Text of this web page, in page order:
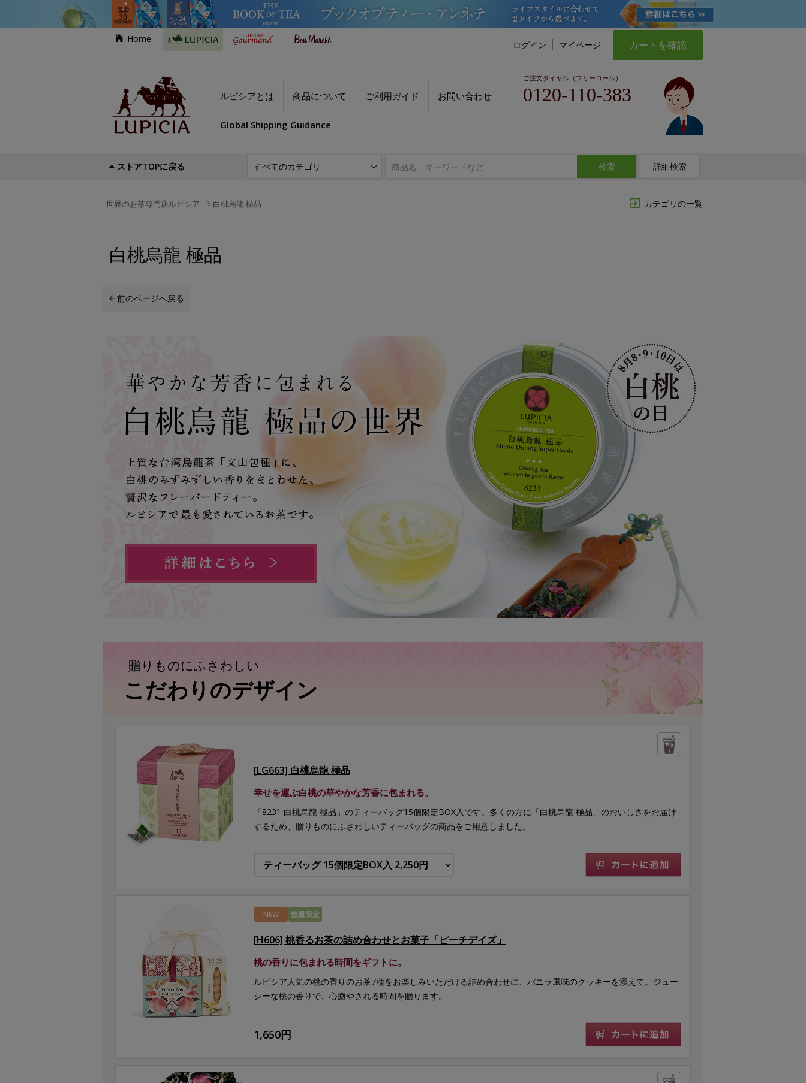
Home
ログイン マイページ カートを確認
ルピシアとは 商品について ご利用ガイド お問い合わせ
ご注文ダイヤル（フリーコール）
0120-110-383
Global Shipping Guidance
ストアTOPに戻る 検索 詳細検索
カテゴリの一覧
世界のお茶専門店ルピシア 白桃烏龍 極品
白桃烏龍 極品
前のページへ戻る
贈りものにふさわしい
こだわりのデザイン
[LG663] 白桃烏龍 極品
幸せを運ぶ白桃の華やかな芳香に包まれる。
「8231 白桃烏龍 極品」のティーバッグ15個限定BOX入です。多くの方に「白桃烏龍 極品」のおいしさをお届け
するため、贈りものにふさわしいティーバッグの商品をご用意しました。
NEW 数量限定
[H606] 桃香るお茶の詰め合わせとお菓子「ピーチデイズ」
桃の香りに包まれる時間をギフトに。
ルピシア人気の桃の香りのお茶7種をお楽しみいただける詰め合わせに、バニラ風味のクッキーを添えて。ジュー
シーな桃の香りで、心癒やされる時間を贈ります。
1,650円